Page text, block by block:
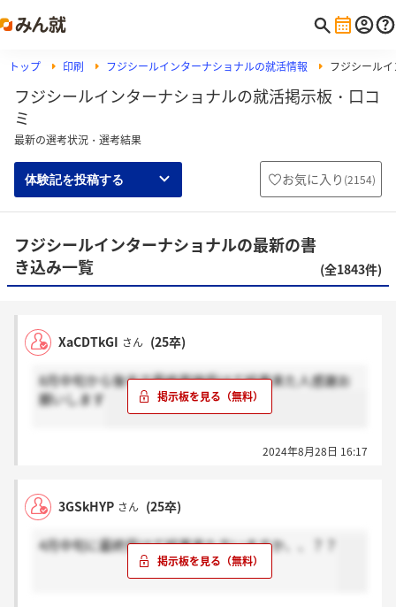
トップ 印刷 フジシールインターナショナルの就活情報 フジシール
フジシールインターナショナルの就活掲示板・口コ
ミ
最新の選考状況・選考結果
体験記を投稿する お気に入り (2154)
フジシールインターナショナルの最新の書
き込み一覧
(全1843件)
XaCDTkGI さん (25卒)
8月中旬から後半で最終面接受けて結果来た人感謝お
願いします
2024年8月28日 16:17
3GSkHYP さん (25卒)
4月中旬に最終受けて結果来た方いますか、、？？